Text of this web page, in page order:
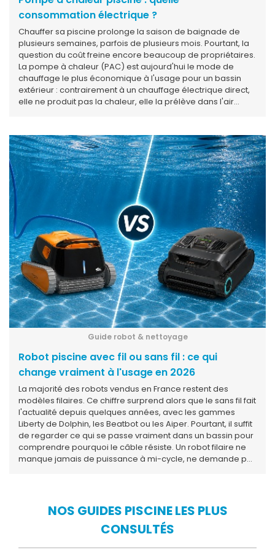
consommation électrique ?
Chauffer sa piscine prolonge la saison de baignade de
plusieurs semaines, parfois de plusieurs mois. Pourtant, la
question du coût freine encore beaucoup de propriétaires.
La pompe à chaleur (PAC) est aujourd'hui le mode de
chauffage le plus économique à l'usage pour un bassin
extérieur : contrairement à un chauffage électrique direct,
elle ne produit pas la chaleur, elle la prélève dans l'air
seulement 20 % de votre compteur électrique. Ce
rendement exceptionnel se traduit par un coefficient de
performance (COP) supérieur à 3, voire à 5 sur les
meilleurs modèles. Mais estimer sa consommation réelle
n'est pas aussi simple qu'il y paraît : la taille du bassin, la
région d'installation, la présence ou non d'une couverture,
l'exposition au vent, la température visée, l'usage hivernal
ou saisonnier… chacun de ces paramètres peut faire varier
la facture dans des proportions considérables. Ce guide
explique comment fonctionne le calcul, quels facteurs
pèsent le plus lourd, et comment agir concrètement pour
garder la maîtrise de son budget chauffage.
Guide robot & nettoyage
Robot piscine avec fil ou sans fil : ce qui
change vraiment à l'usage en 2026
La majorité des robots vendus en France restent des
modèles filaires. Ce chiffre surprend alors que le sans fil fait
l'actualité depuis quelques années, avec les gammes
Liberty de Dolphin, les Beatbot ou les Aiper. Pourtant, il suffit
de regarder ce qui se passe vraiment dans un bassin pour
comprendre pourquoi le câble résiste. Un robot filaire ne
manque jamais de puissance à mi-cycle, ne demande pas
chargé. Le sans fil apporte autre chose : la légèreté, la
liberté de mouvement, l'absence totale de câble à gérer
ou à enrouler. Pour une piscine de taille raisonnable avec
NOS GUIDES PISCINE LES PLUS
CONSULTÉS